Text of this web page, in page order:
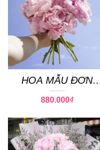
HOA MẪU ĐƠN
PEONY 17
880.000₫